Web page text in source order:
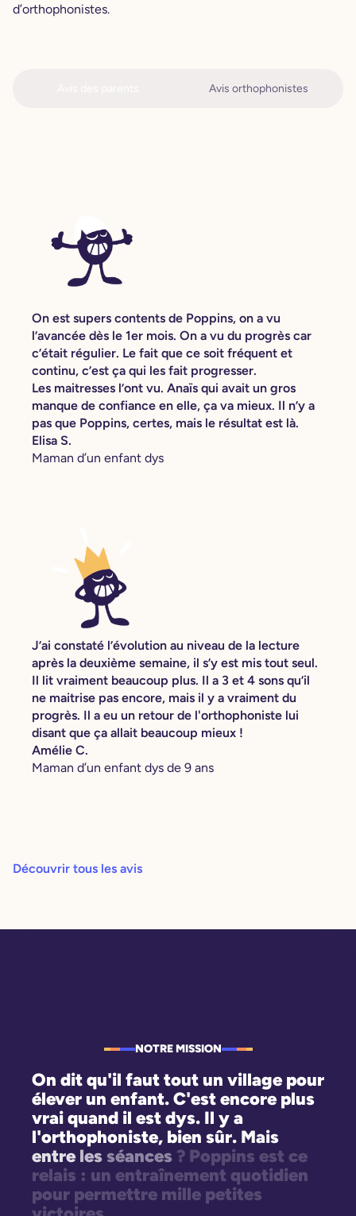
d’orthophonistes.
Avis orthophonistes
On est supers contents de Poppins, on a vu
l’avancée dès le 1er mois. On a vu du progrès car
c’était régulier. Le fait que ce soit fréquent et
continu, c’est ça qui les fait progresser.
Les maitresses l’ont vu. Anaïs qui avait un gros
manque de confiance en elle, ça va mieux. Il n’y a
pas que Poppins, certes, mais le résultat est là.
Elisa S.
Maman d’un enfant dys
J’ai constaté l’évolution au niveau de la lecture
après la deuxième semaine, il s’y est mis tout seul.
Il lit vraiment beaucoup plus. Il a 3 et 4 sons qu’il
ne maitrise pas encore, mais il y a vraiment du
progrès. Il a eu un retour de l'orthophoniste lui
disant que ça allait beaucoup mieux !
Amélie C.
Maman d’un enfant dys de 9 ans
Découvrir tous les avis
NOTRE MISSION
On ditqu'il fauttoutun village pour
éleverun enfant.C'estencore plus
vraiquand il estdys. Il ya
l'orthophoniste, bien sûr. Mais
entre les séances ? Poppins est ce
relais : un entraînement quotidien
pour permettre mille petites